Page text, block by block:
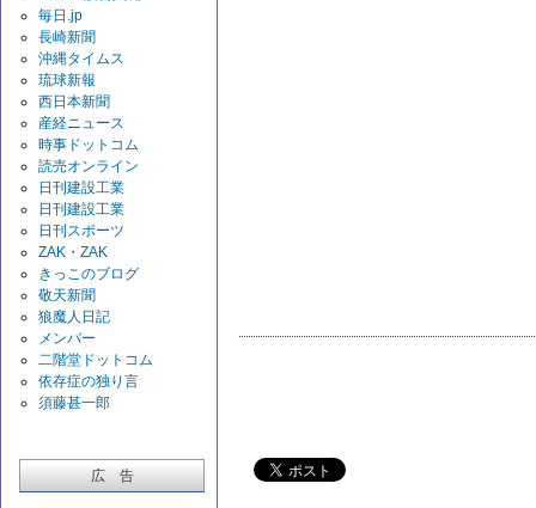
毎日.jp
長崎新聞
沖縄タイムス
琉球新報
西日本新聞
産経ニュース
時事ドットコム
読売オンライン
日刊建設工業
日刊建設工業
日刊スポーツ
ZAK・ZAK
きっこのブログ
敬天新聞
狼魔人日記
メンバー
二階堂ドットコム
依存症の独り言
須藤甚一郎
広 告